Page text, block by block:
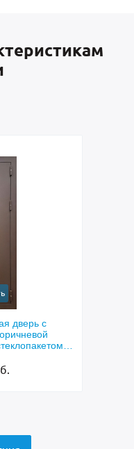
Входная дверь с
бугельной ручкой и
RAL 7021
000